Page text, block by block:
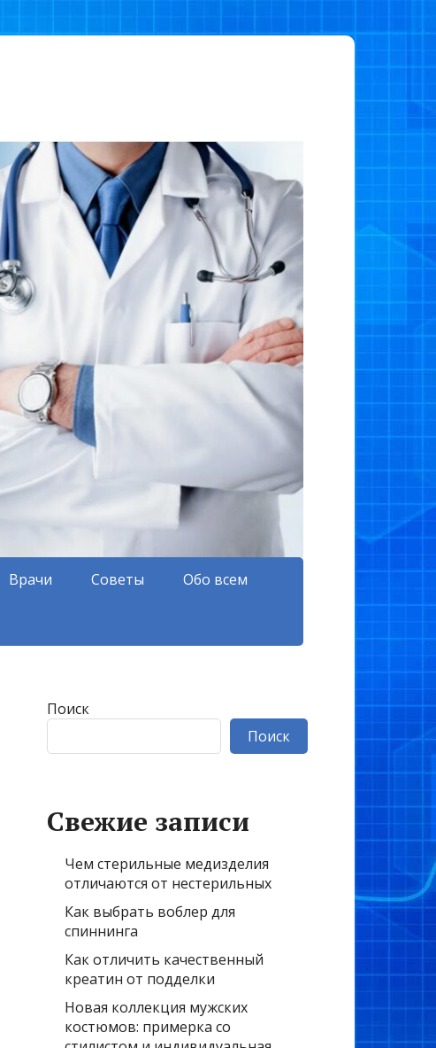
Врачи Советы Обо всем
Поиск
Поиск
Свежие записи
Чем стерильные медизделия
отличаются от нестерильных
Как выбрать воблер для
спиннинга
Как отличить качественный
креатин от подделки
Новая коллекция мужских
костюмов: примерка со